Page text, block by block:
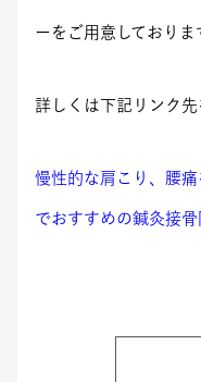
ーをご用意しておりま
詳しくは下記リンク先
慢性的な肩こり、腰
でおすすめの鍼灸接